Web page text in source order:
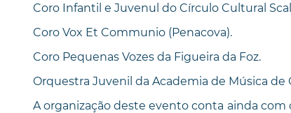
Coro Infantil e Juvenul do Círculo Cultural
Coro Vox Et Communio (Penacova).
Coro Pequenas Vozes da Figueira da Foz.
Orquestra Juvenil da Academia de Música de
A organização deste evento conta ainda com